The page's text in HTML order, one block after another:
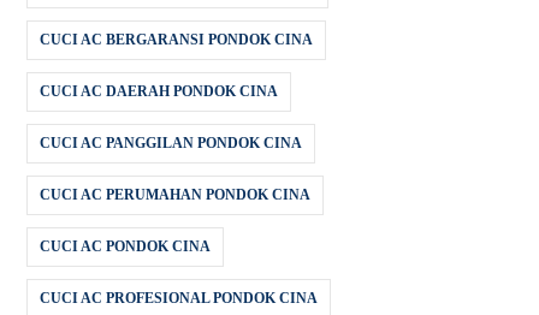
CUCI AC BERGARANSI PONDOK CINA
CUCI AC DAERAH PONDOK CINA
CUCI AC PANGGILAN PONDOK CINA
CUCI AC PERUMAHAN PONDOK CINA
CUCI AC PONDOK CINA
CUCI AC PROFESIONAL PONDOK CINA